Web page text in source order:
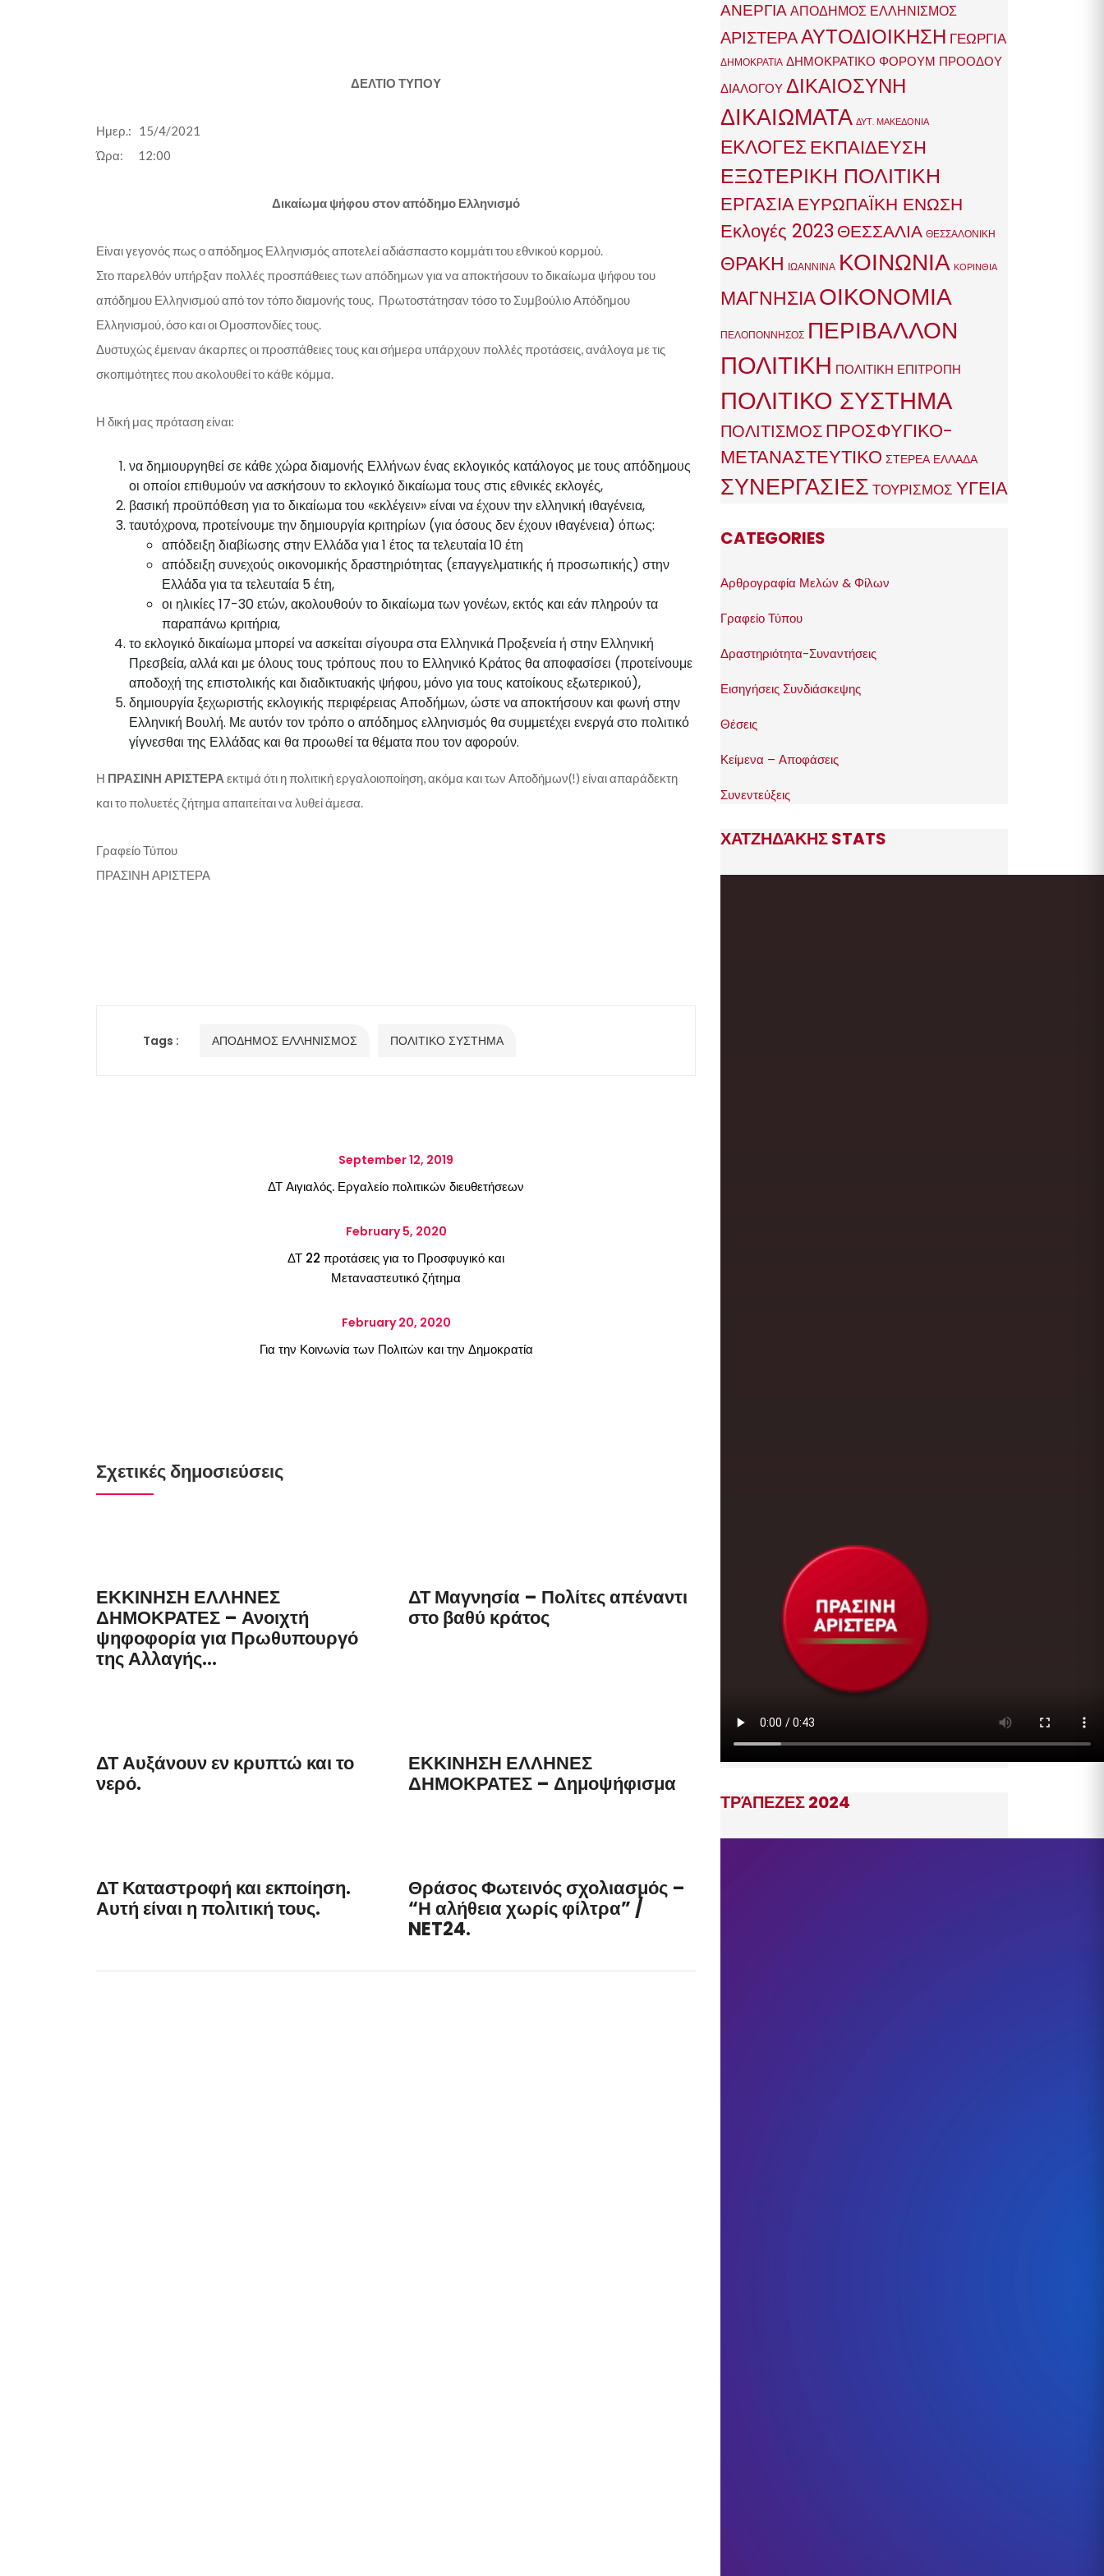
ΔΕΛΤΙΟ ΤΥΠΟΥ
Ημερ.: 15/4/2021
Ώρα: 12:00
Δικαίωμα ψήφου στον απόδημο Ελληνισμό
Είναι γεγονός πως ο απόδημος Ελληνισμός αποτελεί αδιάσπαστο κομμάτι του εθνικού κορμού.
Στο παρελθόν υπήρξαν πολλές προσπάθειες των απόδημων για να αποκτήσουν το δικαίωμα ψήφου του
απόδημου Ελληνισμού από τον τόπο διαμονής τους. Πρωτοστάτησαν τόσο το Συμβούλιο Απόδημου
Ελληνισμού, όσο και οι Ομοσπονδίες τους.
Δυστυχώς έμειναν άκαρπες οι προσπάθειες τους και σήμερα υπάρχουν πολλές προτάσεις, ανάλογα με τις
σκοπιμότητες που ακολουθεί το κάθε κόμμα.
Η δική μας πρόταση είναι:
να δημιουργηθεί σε κάθε χώρα διαμονής Ελλήνων ένας εκλογικός κατάλογος με τους απόδημους
οι οποίοι επιθυμούν να ασκήσουν το εκλογικό δικαίωμα τους στις εθνικές εκλογές,
βασική προϋπόθεση για το δικαίωμα του «εκλέγειν» είναι να έχουν την ελληνική ιθαγένεια,
ταυτόχρονα, προτείνουμε την δημιουργία κριτηρίων (για όσους δεν έχουν ιθαγένεια) όπως:
απόδειξη διαβίωσης στην Ελλάδα για 1 έτος τα τελευταία 10 έτη
απόδειξη συνεχούς οικονομικής δραστηριότητας (επαγγελματικής ή προσωπικής) στην
Ελλάδα για τα τελευταία 5 έτη,
οι ηλικίες 17-30 ετών, ακολουθούν το δικαίωμα των γονέων, εκτός και εάν πληρούν τα
παραπάνω κριτήρια,
το εκλογικό δικαίωμα μπορεί να ασκείται σίγουρα στα Ελληνικά Προξενεία ή στην Ελληνική
Πρεσβεία, αλλά και με όλους τους τρόπους που το Ελληνικό Κράτος θα αποφασίσει (προτείνουμε
αποδοχή της επιστολικής και διαδικτυακής ψήφου, μόνο για τους κατοίκους εξωτερικού),
δημιουργία ξεχωριστής εκλογικής περιφέρειας Αποδήμων, ώστε να αποκτήσουν και φωνή στην
Ελληνική Βουλή. Με αυτόν τον τρόπο ο απόδημος ελληνισμός θα συμμετέχει ενεργά στο πολιτικό
γίγνεσθαι της Ελλάδας και θα προωθεί τα θέματα που τον αφορούν.
Η ΠΡΑΣΙΝΗ ΑΡΙΣΤΕΡΑ εκτιμά ότι η πολιτική εργαλοιοποίηση, ακόμα και των Αποδήμων(!) είναι απαράδεκτη
και το πολυετές ζήτημα απαιτείται να λυθεί άμεσα.
Γραφείο Τύπου
ΠΡΑΣΙΝΗ ΑΡΙΣΤΕΡΑ
Tags : ΑΠΟΔΗΜΟΣ ΕΛΛΗΝΙΣΜΟΣ ΠΟΛΙΤΙΚΟ ΣΥΣΤΗΜΑ
September 12, 2019
ΔΤ Αιγιαλός. Εργαλείο πολιτικών διευθετήσεων
February 5, 2020
ΔΤ 22 προτάσεις για το Προσφυγικό και
Μεταναστευτικό ζήτημα
February 20, 2020
Για την Κοινωνία των Πολιτών και την Δημοκρατία
Σχετικές δημοσιεύσεις
ΕΚΚΙΝΗΣΗ ΕΛΛΗΝΕΣ
ΔΗΜΟΚΡΑΤΕΣ – Ανοιχτή
ψηφοφορία για Πρωθυπουργό
της Αλλαγής...
ΔΤ Μαγνησία – Πολίτες απέναντι
στο βαθύ κράτος
ΔΤ Αυξάνουν εν κρυπτώ και το
νερό.
ΕΚΚΙΝΗΣΗ ΕΛΛΗΝΕΣ
ΔΗΜΟΚΡΑΤΕΣ – Δημοψήφισμα
ΔΤ Καταστροφή και εκποίηση.
Αυτή είναι η πολιτική τους.
Θράσος Φωτεινός σχολιασμός –
“Η αλήθεια χωρίς φίλτρα” /
NET24.
ΑΝΕΡΓΙΑΑΠΟΔΗΜΟΣ ΕΛΛΗΝΙΣΜΟΣ
ΑΡΙΣΤΕΡΑΑΥΤΟΔΙΟΙΚΗΣΗ ΓΕΩΡΓΙΑ
ΔΗΜΟΚΡΑΤΙΑ ΔΗΜΟΚΡΑΤΙΚΟ ΦΟΡΟΥΜ ΠΡΟΟΔΟΥ
ΔΙΑΛΟΓΟΥ ΔΙΚΑΙΟΣΥΝΗ
ΔΙΚΑΙΩΜΑΤΑ ΔΥΤ. ΜΑΚΕΔΟΝΙΑ
ΕΚΛΟΓΕΣΕΚΠΑΙΔΕΥΣΗ
ΕΞΩΤΕΡΙΚΗ ΠΟΛΙΤΙΚΗ
ΕΡΓΑΣΙΑΕΥΡΩΠΑΪΚΗ ΕΝΩΣΗ
Εκλογές 2023 ΘΕΣΣΑΛΙΑ ΘΕΣΣΑΛΟΝΙΚΗ
ΘΡΑΚΗ ΙΩΑΝΝΙΝΑ ΚΟΙΝΩΝΙΑ ΚΟΡΙΝΘΙΑ
ΜΑΓΝΗΣΙΑΟΙΚΟΝΟΜΙΑ
ΠΕΛΟΠΟΝΝΗΣΟΣ ΠΕΡΙΒΑΛΛΟΝ
ΠΟΛΙΤΙΚΗ ΠΟΛΙΤΙΚΗ ΕΠΙΤΡΟΠΗ
ΠΟΛΙΤΙΚΟ ΣΥΣΤΗΜΑ
ΠΟΛΙΤΙΣΜΟΣΠΡΟΣΦΥΓΙΚΟ-
ΜΕΤΑΝΑΣΤΕΥΤΙΚΟ ΣΤΕΡΕΑ ΕΛΛΑΔΑ
ΣΥΝΕΡΓΑΣΙΕΣ ΤΟΥΡΙΣΜΟΣ ΥΓΕΙΑ
CATEGORIES
Αρθρογραφία Μελών & Φίλων
Γραφείο Τύπου
Δραστηριότητα-Συναντήσεις
Εισηγήσεις Συνδιάσκεψης
Θέσεις
Κείμενα – Αποφάσεις
Συνεντεύξεις
ΧΑΤΖΗΔΆΚΗΣ STATS
ΤΡΆΠΕΖΕΣ 2024